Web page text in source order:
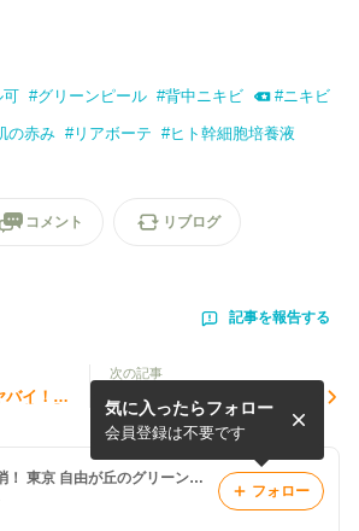
可 #グリーンピール #背中ニキビ #ニキビ
の赤み #リアボーテ #ヒト幹細胞培養液
コメント リブログ
記事を報告する
イ！
次の記事
入院手術の日程が決定いたし
ました【8/23〜9/11までサロ
ンをお休みします】
たるみを解消！ 東京 自由が丘のグリーンピールサロン Not Knot
気に入ったらフォロー
会員登録は不要です
フォロー